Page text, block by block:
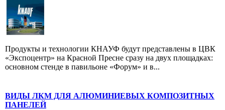
Продукты и технологии КНАУФ будут представлены в ЦВК
«Экспоцентр» на Красной Пресне сразу на двух площадках:
основном стенде в павильоне «Форум» и в...
ВИДЫ ЛКМ ДЛЯ АЛЮМИНИЕВЫХ КОМПОЗИТНЫХ
ПАНЕЛЕЙ